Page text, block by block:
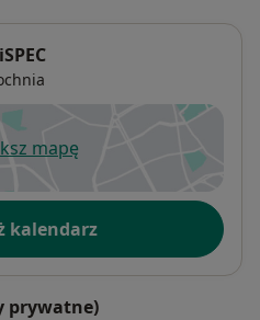
mapę
otwiera się w nowej karcie
kalendarz
prywatne)